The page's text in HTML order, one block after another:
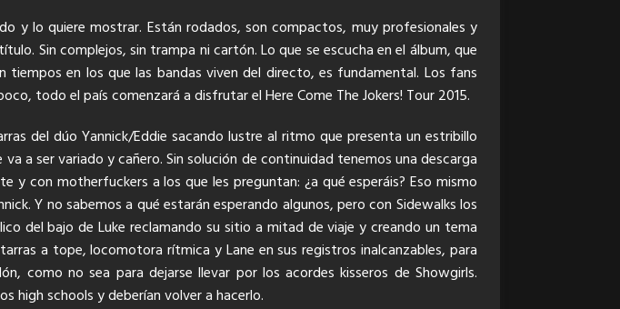
y lo quiere mostrar. Están rodados, son compactos, muy profesionales y
Sin complejos, sin trampa ni cartón. Lo que se escucha en el álbum, que
en los que las bandas viven del directo, es fundamental. Los fans
todo el país comenzará a disfrutar el Here Come The Jokers! Tour 2015.
del dúo Yannick/Eddie sacando lustre al ritmo que presenta un estribillo
a ser variado y cañero. Sin solución de continuidad tenemos una descarga
con motherfuckers a los que les preguntan: ¿a qué esperáis? Eso mismo
Y no sabemos a qué estarán esperando algunos, pero con Sidewalks los
del bajo de Luke reclamando su sitio a mitad de viaje y creando un tema
a tope, locomotora rítmica y Lane en sus registros inalcanzables, para
como no sea para dejarse llevar por los acordes kisseros de Showgirls.
high schools y deberían volver a hacerlo.